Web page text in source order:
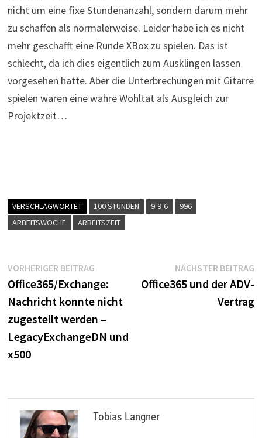
nicht um eine fixe Stundenanzahl, sondern darum mehr
zu schaffen als normalerweise. Leider habe ich es nicht
mehr geschafft eine Runde XBox zu spielen. Das ist
schlecht, da ich dies eigentlich zum Ausklingen lassen
vorgesehen hatte. Aber die Unterbrechungen mit Gitarre
spielen waren eine wahre Wohltat als Ausgleich zur
Projektzeit…
VERSCHLAGWORTET 100 STUNDEN 9-9-6
996
ARBEITSWOCHE
ARBEITSZEIT
Beitragsnavigation
VORHERIGER BEITRAGVorheriger
Beitrag:
Office365/Exchange:
Nachricht konnte nicht
zugestellt werden –
LegacyExchangeDN und
x500
NÄCHSTER BEITRAG
Office365 und der ADV-
Vertrag
Tobias Langner